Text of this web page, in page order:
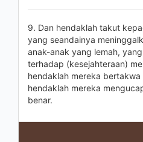
9. Dan hendaklah takut
yang seandainya
anak-anak yang lemah,
terhadap (kesejahteraan)
hendaklah mereka
hendaklah mereka
benar.